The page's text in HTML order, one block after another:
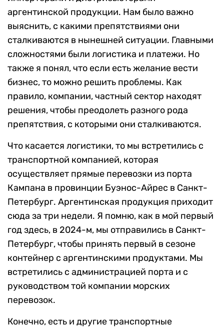
аргентинской продукции. Нам было важно
выяснить, с какими препятствиями они
сталкиваются в нынешней ситуации. Главными
сложностями были логистика и платежи. Но
также я понял, что если есть желание вести
бизнес, то можно решить проблемы. Как
правило, компании, частный сектор находят
решения, чтобы преодолеть разного рода
препятствия, с которыми они сталкиваются.
Что касается логистики, то мы встретились с
транспортной компанией, которая
осуществляет прямые перевозки из порта
Кампана в провинции Буэнос-Айрес в Санкт-
Петербург. Аргентинская продукция приходит
сюда за три недели. Я помню, как в мой первый
год здесь, в 2024-м, мы отправились в Санкт-
Петербург, чтобы принять первый в сезоне
контейнер с аргентинскими продуктами. Мы
встретились с администрацией порта и с
руководством той компании морских
перевозок.
Конечно, есть и другие транспортные